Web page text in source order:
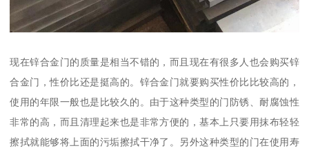
现在锌合金门的质量是相当不错的，而且现在有很多人也会购买锌
合金门，性价比还是挺高的。锌合金门就要购买性价比比较高的，
使用的年限一般也是比较久的。由于这种类型的门防锈、耐腐蚀性
非常的高，而且清理起来也是非常方便的，基本上只要用抹布轻轻
擦拭就能够将上面的污垢擦拭干净了。另外这种类型的门在使用寿